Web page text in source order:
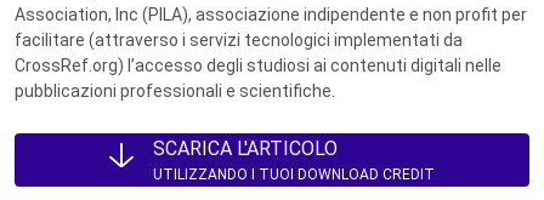
Association, Inc (PILA), associazione indipendente e non profit per
facilitare (attraverso i servizi tecnologici implementati da
CrossRef.org) l’accesso degli studiosi ai contenuti digitali nelle
pubblicazioni professionali e scientifiche.
SCARICA L'ARTICOLO
UTILIZZANDO I TUOI DOWNLOAD CREDIT